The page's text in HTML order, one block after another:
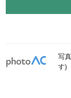
写
す)